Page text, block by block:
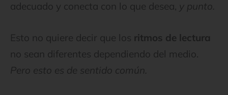
adecuado y conecta con lo que desea, y punto.
Esto no quiere decir que los ritmos de lectura
no sean diferentes dependiendo del medio.
Pero esto es de sentido común.